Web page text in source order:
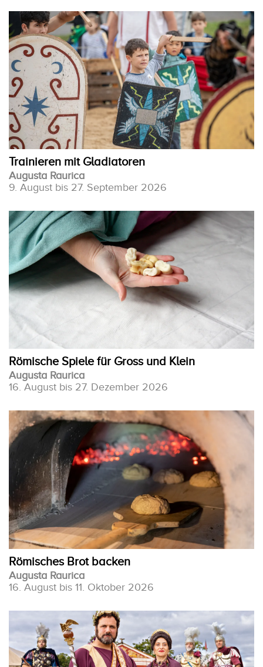
Trainieren mit Gladiatoren
Augusta Raurica
9. August bis 27. September 2026
Römische Spiele für Gross und Klein
Augusta Raurica
16. August bis 27. Dezember 2026
Römisches Brot backen
Augusta Raurica
16. August bis 11. Oktober 2026